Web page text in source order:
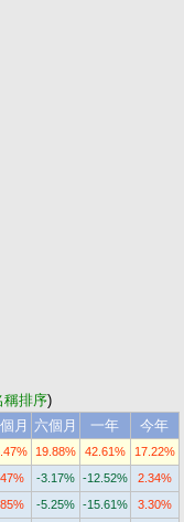
稱排序)
月 六個月 一年
今年
19.88% 42.61% 17.22%
-3.17% -12.52% 2.34%
-5.25% -15.61% 3.30%